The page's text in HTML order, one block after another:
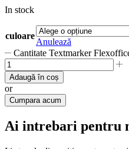
In stock
culoare
Anulează
Cantitate Textmarker
Adaugă în coș
or
Cumpara acum
Ai intrebari pentru